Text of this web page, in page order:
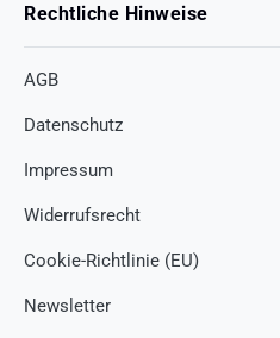
Rechtliche Hinweise
AGB
Datenschutz
Impressum
Widerrufsrecht
Cookie-Richtlinie (EU)
Newsletter